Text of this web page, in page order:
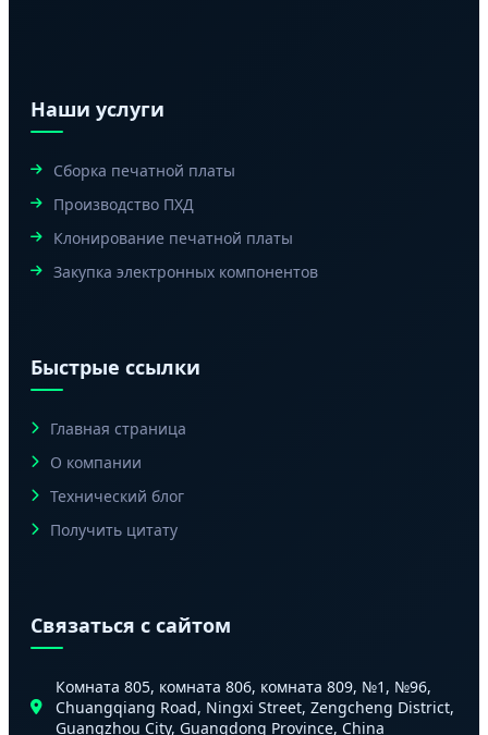
Наши услуги
Сборка печатной платы
Производство ПХД
Клонирование печатной платы
Закупка электронных компонентов
Быстрые ссылки
Главная страница
О компании
Технический блог
Получить цитату
Связаться с сайтом
Комната 805, комната 806, комната 809, №1, №96,
Chuangqiang Road, Ningxi Street, Zengcheng District,
Guangzhou City, Guangdong Province, China